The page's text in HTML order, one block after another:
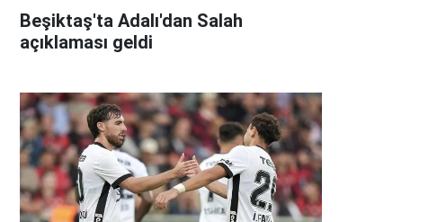
Beşiktaş'ta Adalı'dan Salah
açıklaması geldi